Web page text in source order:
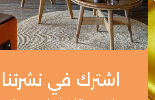
اشترك في نشرتنا